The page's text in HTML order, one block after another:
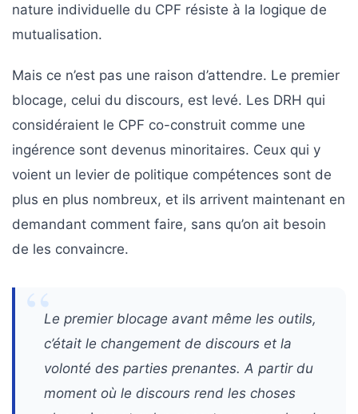
nature individuelle du CPF résiste à la logique de
mutualisation.
Mais ce n’est pas une raison d’attendre. Le premier
blocage, celui du discours, est levé. Les DRH qui
considéraient le CPF co-construit comme une
ingérence sont devenus minoritaires. Ceux qui y
voient un levier de politique compétences sont de
plus en plus nombreux, et ils arrivent maintenant en
demandant comment faire, sans qu’on ait besoin
de les convaincre.
Le premier blocage avant même les outils,
c’était le changement de discours et la
volonté des parties prenantes. A partir du
moment où le discours rend les choses